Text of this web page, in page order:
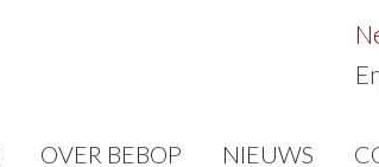
OVER BEBOP NIEUWS